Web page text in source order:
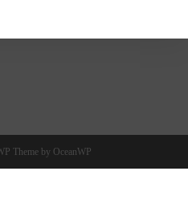
Theme by OceanWP